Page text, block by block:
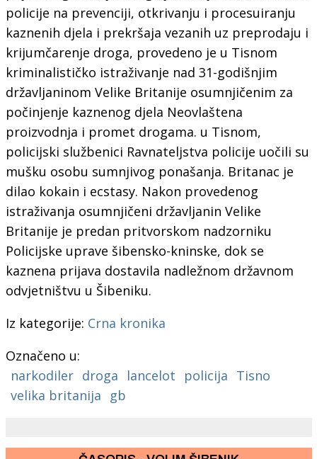
policije na prevenciji, otkrivanju i procesuiranju
kaznenih djela i prekršaja vezanih uz preprodaju i
krijumčarenje droga, provedeno je u Tisnom
kriminalističko istraživanje nad 31-godišnjim
državljaninom Velike Britanije osumnjičenim za
počinjenje kaznenog djela Neovlaštena
proizvodnja i promet drogama. u Tisnom,
policijski službenici Ravnateljstva policije uočili su
mušku osobu sumnjivog ponašanja. Britanac je
dilao kokain i ecstasy. Nakon provedenog
istraživanja osumnjičeni državljanin Velike
Britanije je predan pritvorskom nadzorniku
Policijske uprave šibensko-kninske, dok se
kaznena prijava dostavila nadležnom državnom
odvjetništvu u Šibeniku.
Iz kategorije: Crna kronika
Označeno u:
narkodiler droga lancelot policija Tisno
velika britanija
gb